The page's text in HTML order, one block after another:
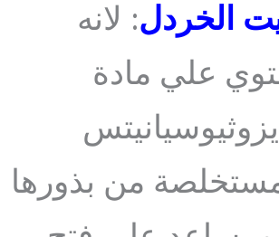
الخردل: لانه
علي مادة
من بذورها